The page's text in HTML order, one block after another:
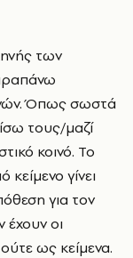
των
Όπως σωστά
τους/μαζί
κοινό. Το
γίνει
για τον
έχουν οι
ως κείμενα.